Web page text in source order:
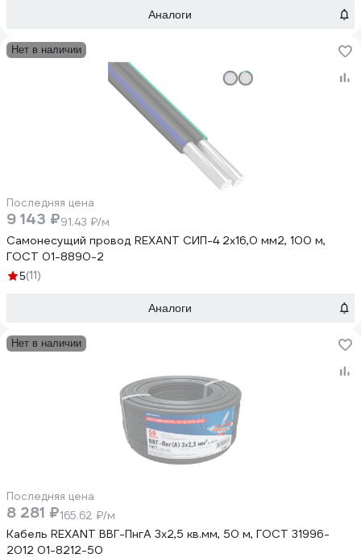
Аналоги
Нет в наличии
Последняя цена
9 143 ₽91.43 ₽/м
Самонесущий провод REXANT СИП-4 2x16,0 мм2, 100 м,
ГОСТ 01-8890-2
5(11)
Аналоги
Нет в наличии
Последняя цена
8 281 ₽165.62 ₽/м
Кабель REXANT ВВГ-ПнгА 3x2,5 кв.мм, 50 м, ГОСТ 31996-
2012 01-8212-50